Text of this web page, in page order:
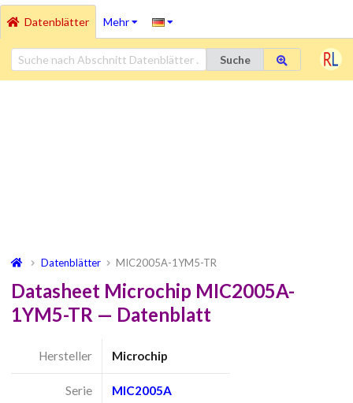
Datenblätter Mehr
Suche
Datenblätter MIC2005A-1YM5-TR
Datasheet Microchip MIC2005A-
1YM5-TR — Datenblatt
Hersteller Microchip
Serie MIC2005A